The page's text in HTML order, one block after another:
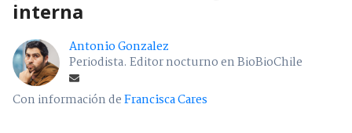
interna
Antonio Gonzalez
Periodista. Editor nocturno en BioBioChile
Con información deFrancisca Cares